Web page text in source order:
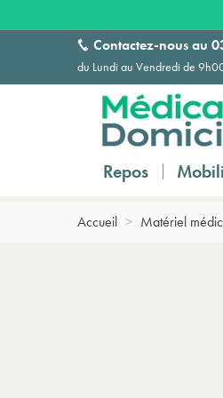
Contactez-nous au
du Lundi au Vendredi de
Repos
Accueil > Matériel